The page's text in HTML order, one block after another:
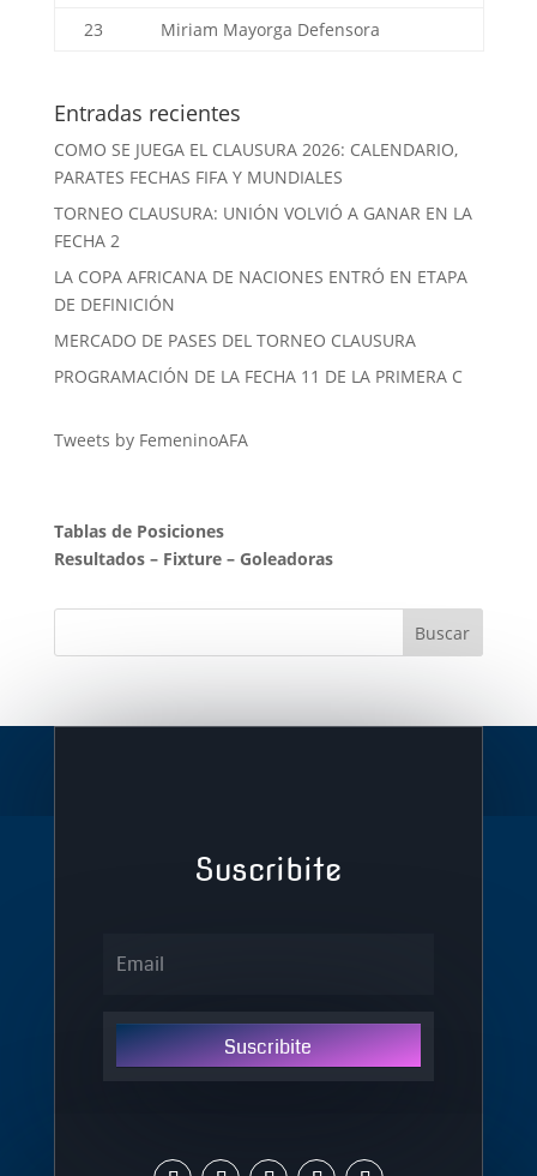
23
Miriam Mayorga Defensora
Entradas recientes
COMO SE JUEGA EL CLAUSURA 2026: CALENDARIO,
PARATES FECHAS FIFA Y MUNDIALES
TORNEO CLAUSURA: UNIÓN VOLVIÓ A GANAR EN LA
FECHA 2
LA COPA AFRICANA DE NACIONES ENTRÓ EN ETAPA
DE DEFINICIÓN
MERCADO DE PASES DEL TORNEO CLAUSURA
PROGRAMACIÓN DE LA FECHA 11 DE LA PRIMERA C
Tweets by FemeninoAFA
Tablas de Posiciones
Resultados– Fixture– Goleadoras
Suscribite
Suscribite